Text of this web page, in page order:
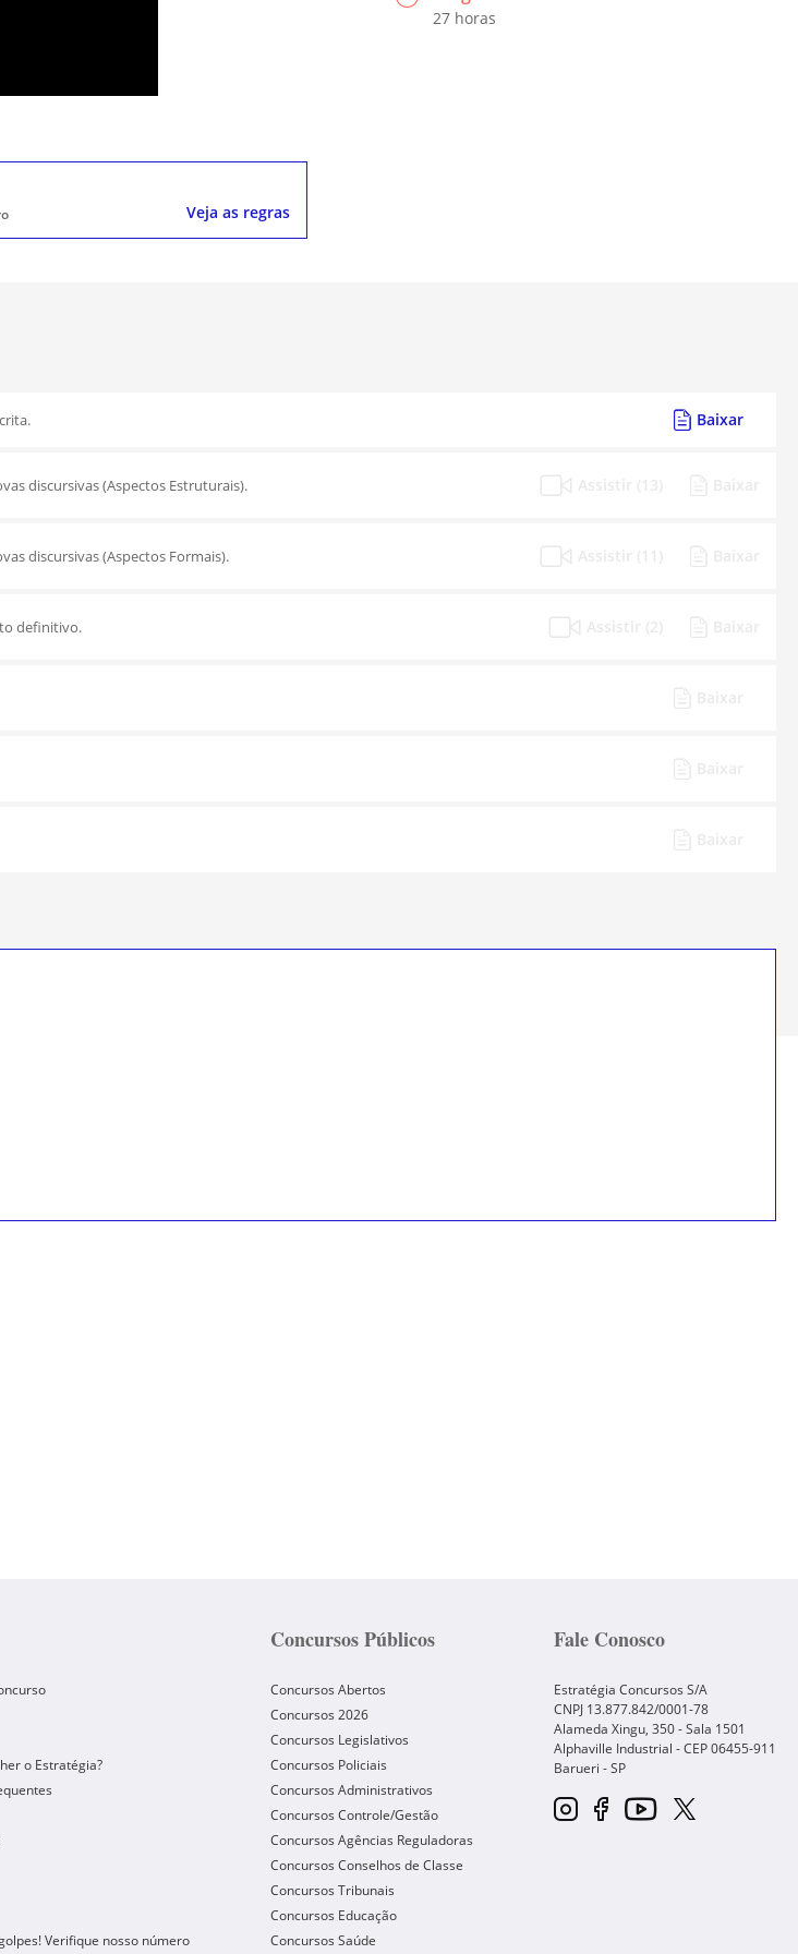
Veja as regras
27 horas
Baixar
discursivas (Aspectos Estruturais).
discursivas (Aspectos Formais).
definitivo.
o Estratégia?
Verifique nosso número
Concursos Públicos
Concursos Abertos
Concursos 2026
Concursos Legislativos
Concursos Policiais
Concursos Administrativos
Concursos Controle/Gestão
Concursos Agências Reguladoras
Concursos Conselhos de Classe
Concursos Tribunais
Concursos Educação
Concursos Saúde
Fale Conosco
Estratégia Concursos S/A
CNPJ 13.877.842/0001-78
Alameda Xingu, 350 - Sala 1501
Alphaville Industrial - CEP06455-911
Barueri -SP